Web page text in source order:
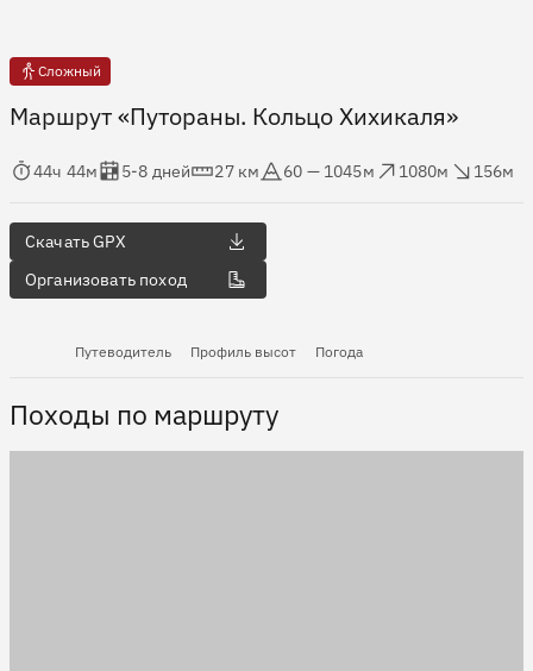
Сложный
Маршрут «Путораны. Кольцо Хихикаля»
в пути
44ч 44м
Оценка в днях
5-8 дней
Дистанция
27 км
Абсолютная высота
60 — 1045м
Набор высоты
1080м
Сброс высоты
156м
Скачать GPX
Организовать поход
Путеводитель Профиль высот Погода
Походы по маршруту